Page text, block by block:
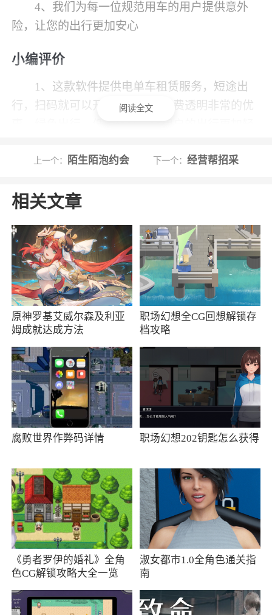
4、我们为每一位规范用车的用户提供意外
险，让您的出行更加安心
小编评价
1、这款软件提供电单车租赁服务，短途出
行，扫码就可以开锁骑行，且收费透明非常的优
2、小遛电单车app为用户提供一个非常方便
电动助力方式，让用户出行更放松。欢迎用户使
用
3、只要您需要，只需走上前，扫码，开锁，
骑走。一气呵成，贼拉方便。还不快来下载
更新日志
一起举报违停行为，共创文明城市
阅读全文
上一个： 陌生陌泡约会 下一个： 经营帮招采
相关文章
原神罗基艾威尔森及利亚
姆成就达成方法
职场幻想全CG回想解锁存
档攻略
腐败世界作弊码详情 职场幻想202钥匙怎么获得
《勇者罗伊的婚礼》全角
色CG解锁攻略大全一览
淑女都市1.0全角色通关指
南